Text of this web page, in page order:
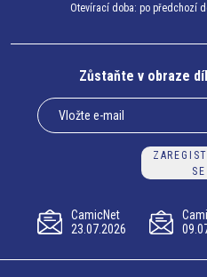
Otevírací doba: po předchozí
Zůstaňte v obraze
SE
CamicNet
23.07.2026